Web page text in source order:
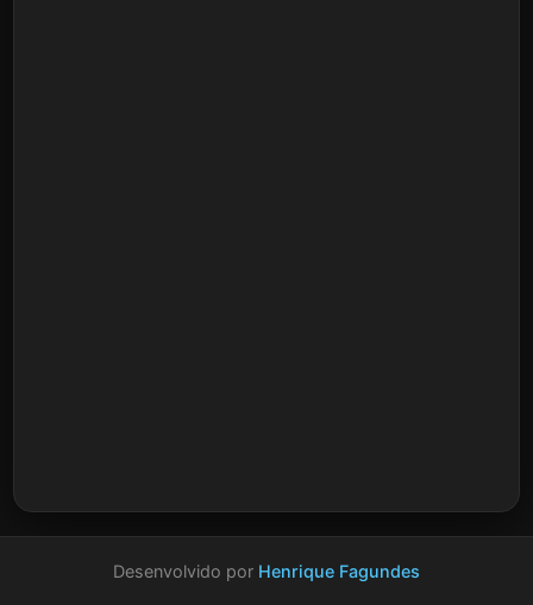
Desenvolvido por Henrique Fagundes